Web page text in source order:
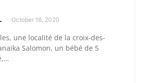
October 16, 2020
une localité de la croix-des-
Salomon, un bébé de 5